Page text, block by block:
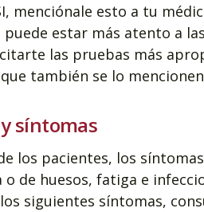
menciónale esto a tu
puede estar más atento a
las pruebas más
también se lo
síntomas
los pacientes, los
o de huesos, fatiga e
siguientes síntomas,